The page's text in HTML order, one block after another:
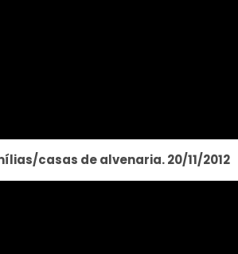
casas de alvenaria. 20/11/2012